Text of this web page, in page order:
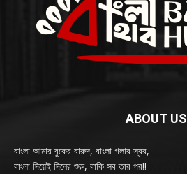
ABOUT US
বাংলা আমার বুকের বারুদ, বাংলা গলার স্বর,
বাংলা দিয়েই দিনের শুরু, বাকি সব তার পর!!